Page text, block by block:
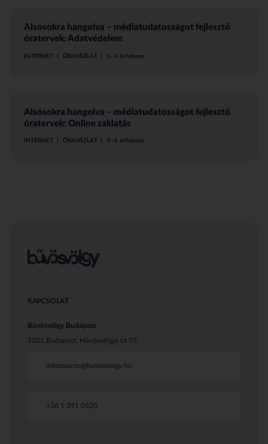
Alsósokra hangolva – médiatudatosságot fejlesztő
óratervek: Adatvédelem
INTERNET ÓRAVÁZLAT 3–4. évfolyam
Alsósokra hangolva – médiatudatosságot fejlesztő
óratervek: Online zaklatás
INTERNET ÓRAVÁZLAT 3–4. évfolyam
KAPCSOLAT
Bűvösvölgy Budapest
1021 Budapest, Hűvösvölgyi út 95.
informacio@buvosvolgy.hu
+36 1 391 0520